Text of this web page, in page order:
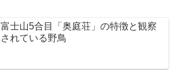
富士山5合目「奥庭荘」の特徴と観察
されている野鳥